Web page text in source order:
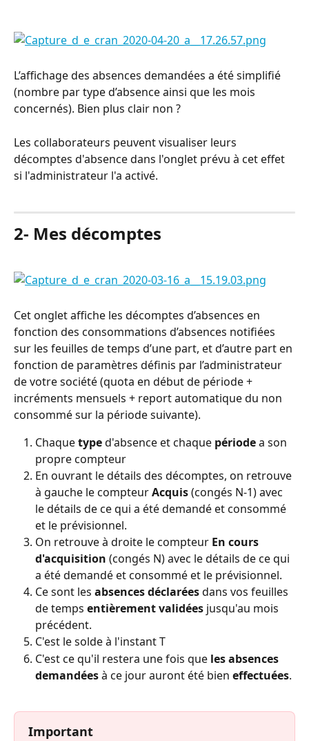
L’affichage des absences demandées a été simplifié
(nombre par type d’absence ainsi que les mois
concernés). Bien plus clair non ?
Les collaborateurs peuvent visualiser leurs
décomptes d'absence dans l'onglet prévu à cet effet
si l'administrateur l'a activé.
2- Mes décomptes
Cet onglet affiche les décomptes d’absences en
fonction des consommations d’absences notifiées
sur les feuilles de temps d’une part, et d’autre part en
fonction de paramètres définis par l’administrateur
de votre société (quota en début de période +
incréments mensuels + report automatique du non
consommé sur la période suivante).
Chaque type d'absence et chaque période a son
propre compteur
En ouvrant le détails des décomptes, on retrouve
à gauche le compteur Acquis (congés N-1) avec
le détails de ce qui a été demandé et consommé
et le prévisionnel.
On retrouve à droite le compteur En cours
d'acquisition (congés N) avec le détails de ce qui
a été demandé et consommé et le prévisionnel.
Ce sont les absences déclarées dans vos feuilles
de temps entièrement validées jusqu'au mois
précédent.
C'est le solde à l'instant T
C'est ce qu'il restera une fois que les absences
demandées à ce jour auront été bien effectuées.
Important